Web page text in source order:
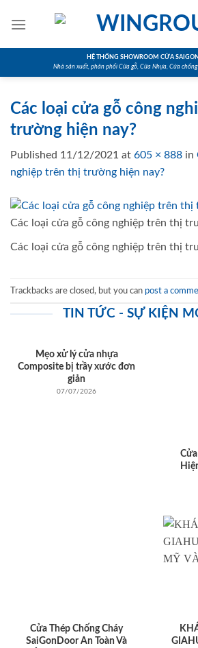
HỆ THỐNG SHOWROOM CỬA
Nhà sản xuất, phân phối Cửa gỗ, Cửa Nhựa, Cửa
Các loại cửa gỗ công
trường hiện nay?
Published 11/12/2021 at 605 × 888 in
nghiệp trên thị trường hiện nay?
Các loại cửa gỗ công nghiệp trên thị
Các loại cửa gỗ công nghiệp trên thị
Trackbacks are closed, but you can post a
TIN TỨC - SỰ KIỆN
Mẹo xử lý cửa nhựa
Composite bị trầy xước đơn
giản
07/07/2026
Cửa Thép Chống Cháy
SaiGonDoor An Toàn Và